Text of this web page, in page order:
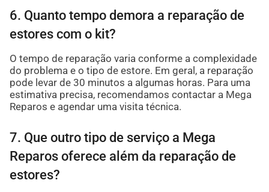
6. Quanto tempo demora a reparação de
estores com o kit?
O tempo de reparação varia conforme a complexidade
do problema e o tipo de estore. Em geral, a reparação
pode levar de 30 minutos a algumas horas. Para uma
estimativa precisa, recomendamos contactar a Mega
Reparos e agendar uma visita técnica.
7. Que outro tipo de serviço a Mega
Reparos oferece além da reparação de
estores?